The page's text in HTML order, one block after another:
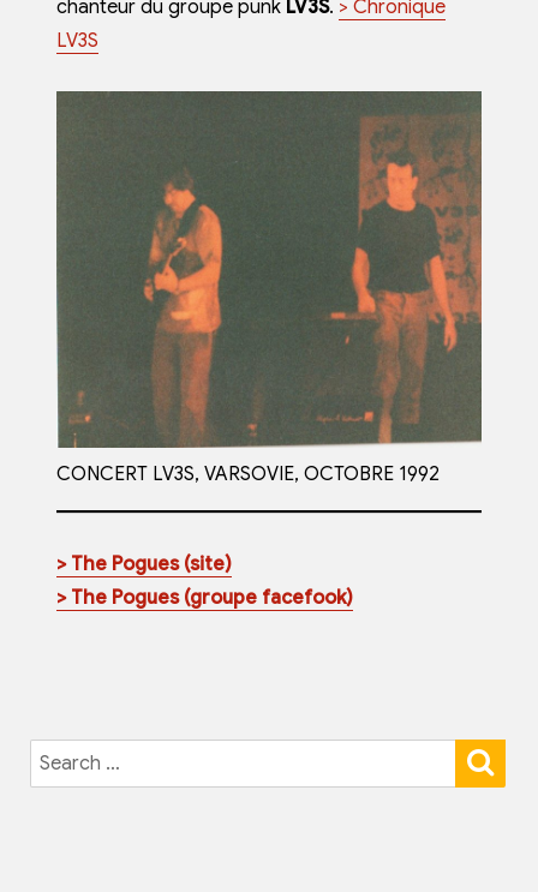
chanteur du groupe punk LV3S. > Chronique
LV3S
CONCERT LV3S, VARSOVIE, OCTOBRE 1992
> The Pogues (site)
> The Pogues (groupe facefook)
Search
for: